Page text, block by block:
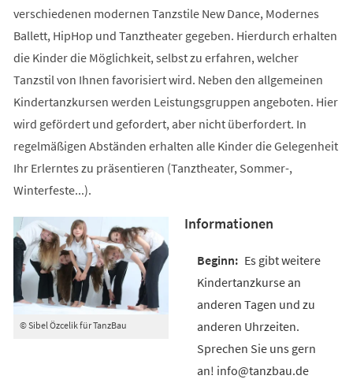
verschiedenen modernen Tanzstile New Dance, Modernes
Ballett, HipHop und Tanztheater gegeben. Hierdurch erhalten
die Kinder die Möglichkeit, selbst zu erfahren, welcher
Tanzstil von Ihnen favorisiert wird. Neben den allgemeinen
Kindertanzkursen werden Leistungsgruppen angeboten. Hier
wird gefördert und gefordert, aber nicht überfordert. In
regelmäßigen Abständen erhalten alle Kinder die Gelegenheit
Ihr Erlerntes zu präsentieren (Tanztheater, Sommer-,
Winterfeste...).
© Sibel Özcelik für TanzBau
Informationen
Es gibt weitere
Kindertanzkurse an
anderen Tagen und zu
anderen Uhrzeiten.
Sprechen Sie uns gern
an! info@tanzbau.de